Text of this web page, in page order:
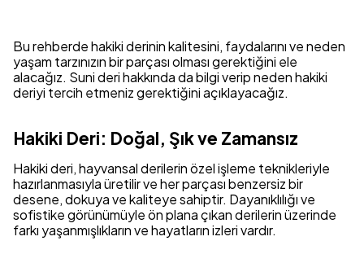
Bu rehberde hakiki derinin kalitesini, faydalarını ve neden
yaşam tarzınızın bir parçası olması gerektiğini ele
alacağız. Suni deri hakkında da bilgi verip neden hakiki
deriyi tercih etmeniz gerektiğini açıklayacağız.
Hakiki Deri: Doğal, Şık ve Zamansız
Hakiki deri, hayvansal derilerin özel işleme teknikleriyle
hazırlanmasıyla üretilir ve her parçası benzersiz bir
desene, dokuya ve kaliteye sahiptir. Dayanıklılığı ve
sofistike görünümüyle ön plana çıkan derilerin üzerinde
farkı yaşanmışlıkların ve hayatların izleri vardır.